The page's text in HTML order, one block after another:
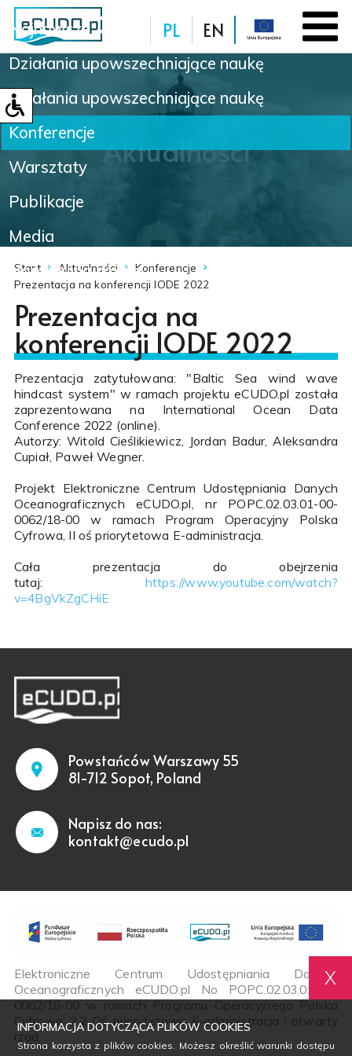
PL EN
Baza danych
Aktualności
Najnowsze
Działania upowszechniające naukę
Działania upowszechniające naukę
Konferencje
Warsztaty
Publikacje
Media
Nowinki naukowe
Start Aktualności
Konferencje
Prezentacja na konferencji IODE 2022
Prezentacja na
konferencji IODE 2022
Prezentacja zatytułowana: "Baltic Sea wind wave
hindcast system" w ramach projektu eCUDO.pl została
zaprezentowana na International Ocean Data
Conference 2022 (online).
Autorzy: Witold Cieślikiewicz, Jordan Badur, Aleksandra
Cupiał, Paweł Wegner.
Projekt Elektroniczne Centrum Udostępniania Danych
Oceanograficznych eCUDO.pl, nr POPC.02.03.01-00-
0062/18-00 w ramach Program Operacyjny Polska
Cyfrowa, II oś priorytetowa E-administracja.
Cała prezentacja do obejrzenia
tutaj: https://www.youtube.com/watch?
v=4BgVkZgCHiE
Powstańców Warszawy 55
81-712 Sopot, Poland
Napisz do nas:
kontakt@ecudo.pl
Elektroniczne Centrum Udostępniania Danych
Oceanograficznych eCUDO.pl No POPC.02.03.01-00-
0062/18-00 w ramach Programu Operacyjnego Polska
Cyfrowa, 2.2 Oś priorytetowa E-administracja i otwarty
rząd.
X
INFORMACJA DOTYCZĄCA PLIKÓW COOKIES
Strona korzysta z plików cookies. Możesz określić warunki dostępu